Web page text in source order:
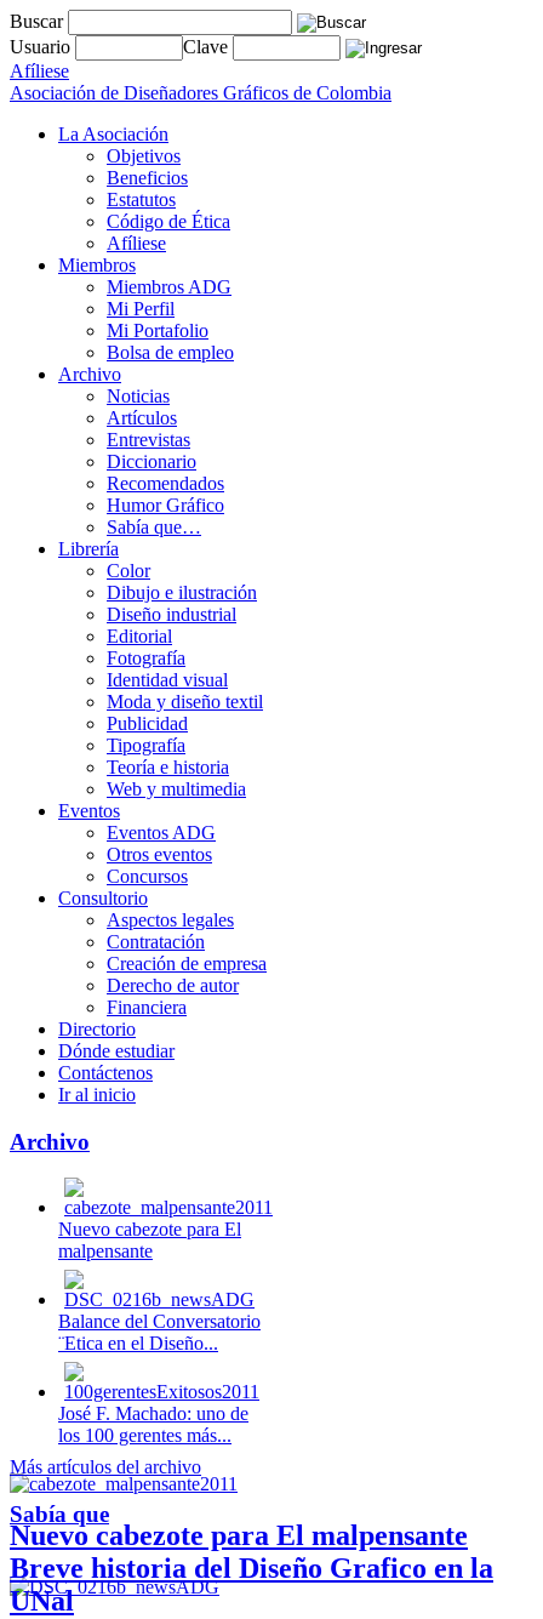
Buscar
Usuario
Clave
Afíliese
Asociación de Diseñadores Gráficos de Colombia
La Asociación
Objetivos
Beneficios
Estatutos
Código de Ética
Afíliese
Miembros
Miembros ADG
Mi Perfil
Mi Portafolio
Bolsa de empleo
Archivo
Noticias
Artículos
Entrevistas
Diccionario
Recomendados
Humor Gráfico
Sabía que…
Librería
Color
Dibujo e ilustración
Diseño industrial
Editorial
Fotografía
Identidad visual
Moda y diseño textil
Publicidad
Tipografía
Teoría e historia
Web y multimedia
Eventos
Eventos ADG
Otros eventos
Concursos
Consultorio
Aspectos legales
Contratación
Creación de empresa
Derecho de autor
Financiera
Directorio
Dónde estudiar
Contáctenos
Ir al inicio
Archivo
Nuevo cabezote para El
malpensante
Balance del Conversatorio
¨Etica en el Diseño...
José F. Machado: uno de
los 100 gerentes más...
Nuevo cabezote para El malpensante
Más artículos del archivo
Sabía que
Breve historia del Diseño Grafico en la
UNal